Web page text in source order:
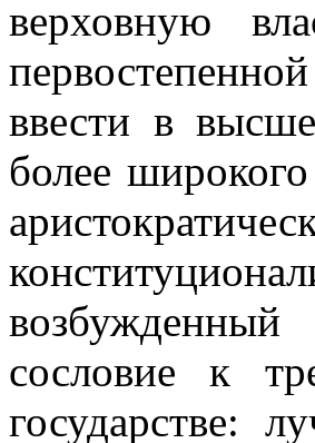
верховную
ввести в
более
сословие к
государстве: